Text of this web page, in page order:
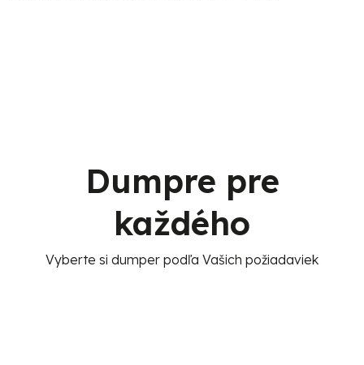
Dumpre pre
každého
Vyberte si dumper podľa Vašich požiadaviek